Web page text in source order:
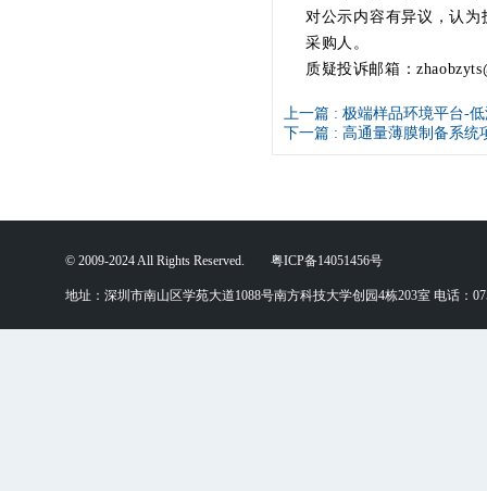
对公示内容有异议，认
采购人。
质疑投诉邮箱：
上一篇 : 极端样品环境平台-
下一篇 : 高通量薄膜制备系统
© 2009-2024 All Rights Reserved. 粤ICP备14051456号
地址：深圳市南山区学苑大道1088号南方科技大学创园4栋203室 电话：